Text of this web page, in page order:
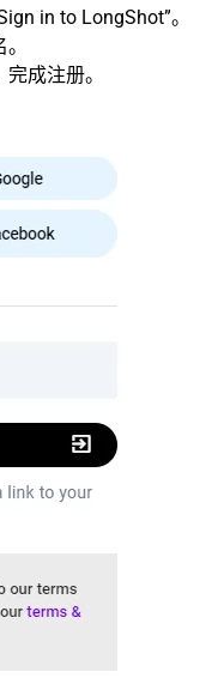
in to LongShot”。
成注册。